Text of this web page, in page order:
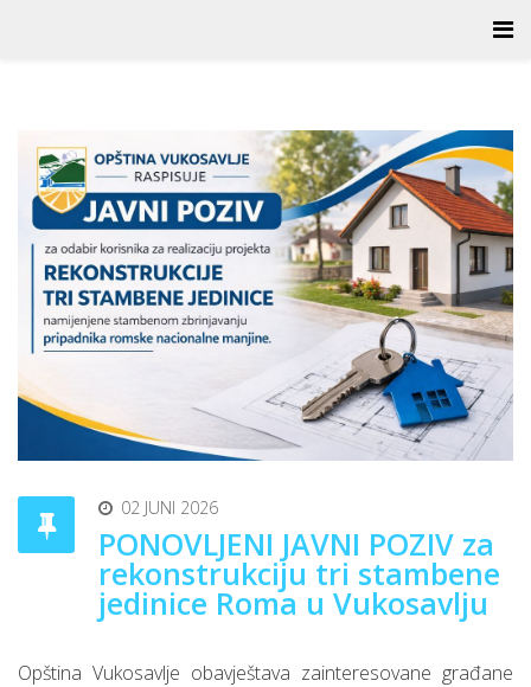
02 JUNI 2026
PONOVLJENI JAVNI POZIV za
rekonstrukciju tri stambene
jedinice Roma u Vukosavlju
Opština Vukosavlje obavještava zainteresovane građane